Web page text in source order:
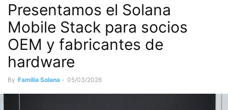
Presentamos el Solana
Mobile Stack para socios
OEM y fabricantes de
hardware
By Familia Solana - 05/03/2026